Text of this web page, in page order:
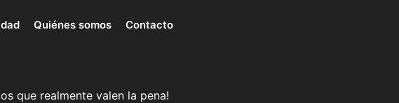
Quiénes somos Contacto
que realmente valen la pena!